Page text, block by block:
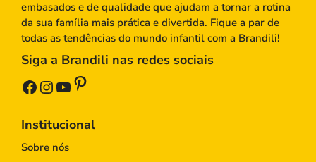
embasados e de qualidade que ajudam a tornar a rotina
da sua família mais prática e divertida. Fique a par de
todas as tendências do mundo infantil com a Brandili!
Siga a Brandili nas redes sociais
Facebook
Instagram
Youtube
Pinterest
Institucional
Sobre nós